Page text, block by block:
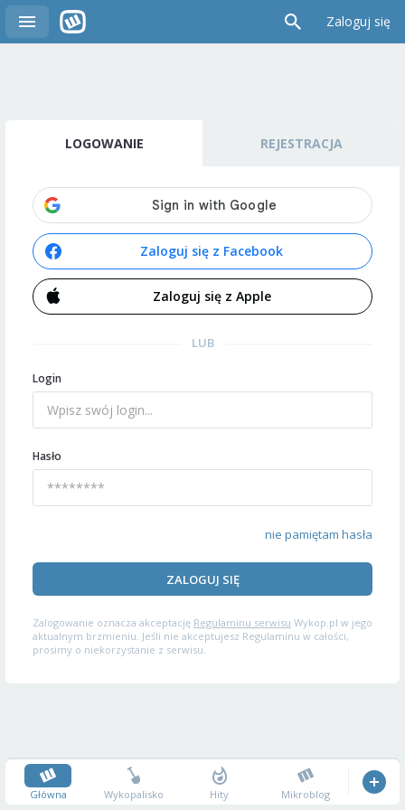
Zaloguj się
LOGOWANIE REJESTRACJA
Zaloguj się z Facebook
Zaloguj się z Apple
LUB
Login
Hasło
nie pamiętam hasła
ZALOGUJ SIĘ
Zalogowanie oznacza akceptację Regulaminu serwisu Wykop.pl w jego
aktualnym brzmieniu. Jeśli nie akceptujesz Regulaminu w całości,
prosimy o niekorzystanie z serwisu.
Główna Wykopalisko Hity Mikroblog